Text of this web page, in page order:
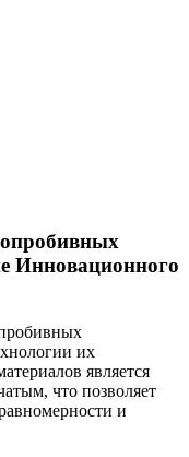
Инновационного
их
является
что позволяет
и